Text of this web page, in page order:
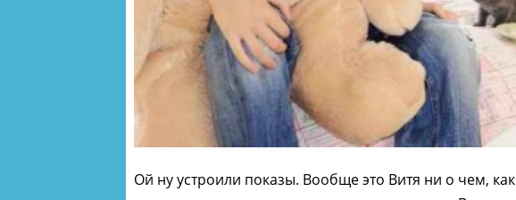
Ой ну устроили показы. Вообще это Витя ни о чем,